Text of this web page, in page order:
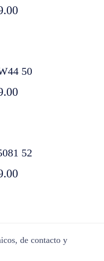
50
52
de contacto y